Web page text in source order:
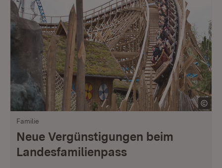
Familie
Neue Vergünstigungen beim
Landesfamilienpass